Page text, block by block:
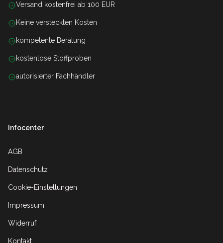
Versand kostenfrei ab 100 EUR
Keine versteckten Kosten
kompetente Beratung
kostenlose Stoffproben
autorisierter Fachhändler
Infocenter
AGB
Datenschutz
Cookie-Einstellungen
Impressum
Widerruf
Kontakt